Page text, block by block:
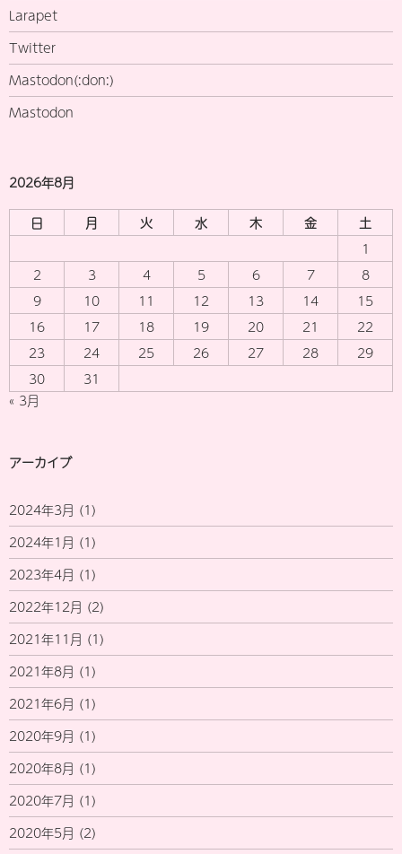
Larapet
Twitter
Mastodon(:don:)
Mastodon
2026年8月
日 月 火 水 木 金
土
1
2
3 4 5 6 7
8
9
10 11 12 13 14
15
16
17 18 19 20 21
22
23
24 25 26 27 28
29
30
31
« 3月
アーカイブ
2024年3月 (1)
2024年1月 (1)
2023年4月 (1)
2022年12月 (2)
2021年11月 (1)
2021年8月 (1)
2021年6月 (1)
2020年9月 (1)
2020年8月 (1)
2020年7月 (1)
2020年5月 (2)